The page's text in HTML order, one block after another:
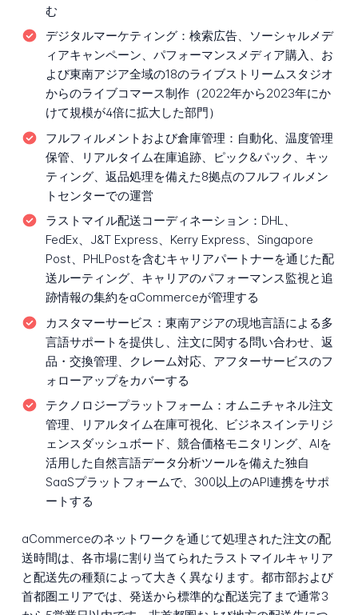
む
デジタルマーケティング： 検索広告、ソーシャルメデ
ィアキャンペーン、パフォーマンスメディア購入、お
よび東南アジア全域の18のライブストリームスタジオ
からのライブコマース制作（2022年から2023年にか
けて規模が4倍に拡大した部門）
フルフィルメントおよび倉庫管理： 自動化、温度管理
保管、リアルタイム在庫追跡、ピック&パック、キッ
ティング、返品処理を備えた8拠点のフルフィルメン
トセンターでの運営
ラストマイル配送コーディネーション： DHL、
FedEx、J&T Express、Kerry Express、Singapore
Post、PHLPostを含むキャリアパートナーを通じた配
送ルーティング、キャリアのパフォーマンス監視と追
跡情報の集約をaCommerceが管理する
カスタマーサービス： 東南アジアの現地言語による多
言語サポートを提供し、注文に関する問い合わせ、返
品・交換管理、クレーム対応、アフターサービスのフ
ォローアップをカバーする
テクノロジープラットフォーム： オムニチャネル注文
管理、リアルタイム在庫可視化、ビジネスインテリジ
ェンスダッシュボード、競合価格モニタリング、AIを
活用した自然言語データ分析ツールを備えた独自
SaaSプラットフォームで、300以上のAPI連携をサポ
ートする
aCommerceのネットワークを通じて処理された注文の配
送時間は、各市場に割り当てられたラストマイルキャリア
と配送先の種類によって大きく異なります。都市部および
首都圏エリアでは、発送から標準的な配送完了まで通常3